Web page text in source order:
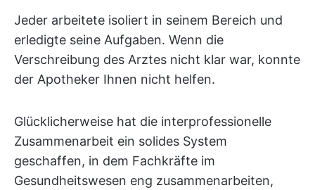
Jeder arbeitete isoliert in seinem Bereich und
erledigte seine Aufgaben. Wenn die
Verschreibung des Arztes nicht klar war, konnte
der Apotheker Ihnen nicht helfen.
Glücklicherweise hat die interprofessionelle
Zusammenarbeit ein solides System
geschaffen, in dem Fachkräfte im
Gesundheitswesen eng zusammenarbeiten,